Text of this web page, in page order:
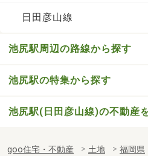
日田彦山線
池尻駅周辺の路線から探す
池尻駅の特集から探す
池尻駅(日田彦山線)の不動産
goo住宅・不動産 土地 福岡県